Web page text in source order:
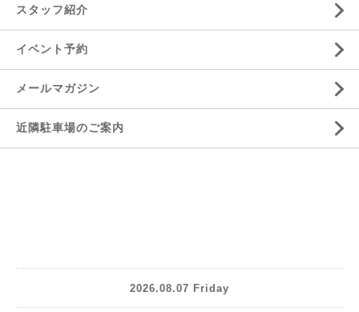
スタッフ紹介
イベント予約
メールマガジン
近隣駐車場のご案内
2026.08.07 Friday